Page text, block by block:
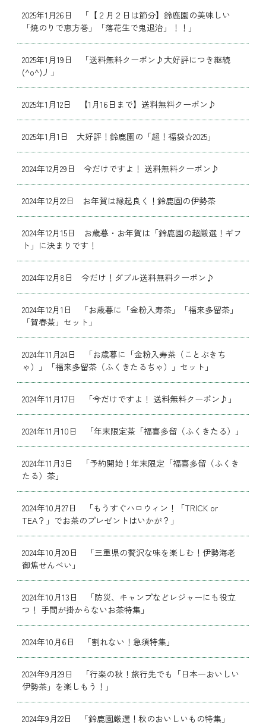
2025年1月26日 「【２月２日は節分】鈴鹿園の美味しい
「焼のりで恵方巻」「落花生で鬼退治」！！」
2025年1月19日 「送料無料クーポン♪大好評につき継続
(^o^)丿」
2025年1月12日 【1月16日まで】送料無料クーポン♪
2025年1月1日 大好評！鈴鹿園の「超！福袋☆2025」
2024年12月29日 今だけですよ！ 送料無料クーポン♪
2024年12月22日 お年賀は縁起良く！鈴鹿園の伊勢茶
2024年12月15日 お歳暮・お年賀は「鈴鹿園の超厳選！ギフ
ト」に決まりです！
2024年12月8日 今だけ！ダブル送料無料クーポン♪
2024年12月1日 「お歳暮に「金粉入寿茶」「福来多留茶」
「賀春茶」セット」
2024年11月24日 「お歳暮に「金粉入寿茶（ことぶきち
ゃ）」「福来多留茶（ふくきたるちゃ）」セット」
2024年11月17日 「今だけですよ！ 送料無料クーポン♪」
2024年11月10日 「年末限定茶「福喜多留（ふくきたる）」
2024年11月3日 「予約開始！年末限定「福喜多留（ふくき
たる）茶」
2024年10月27日 「もうすぐハロウィン！「TRICK or
TEA？」でお茶のプレゼントはいかが？」
2024年10月20日 「三重県の贅沢な味を楽しむ！伊勢海老
御焦せんべい」
2024年10月13日 「防災、キャンプなどレジャーにも役立
つ！ 手間が掛からないお茶特集」
2024年10月6日 「割れない！急須特集」
2024年9月29日 「行楽の秋！旅行先でも「日本一おいしい
伊勢茶」を楽しもう！」
2024年9月22日 「鈴鹿園厳選！秋のおいしいもの特集」